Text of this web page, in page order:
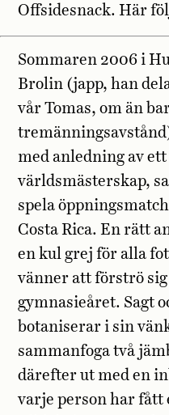
Offsidesnack. Här
Sommaren 2006 i
Brolin (japp, han
vår Tomas, om än
med anledning av
världsmästerskap,
spela
Costa Rica. En rätt
en kul grej för alla
vänner att förströ
gymnasieåret. Sagt
botaniserar i sin
sammanfoga två
därefter ut med en
varje person har fått